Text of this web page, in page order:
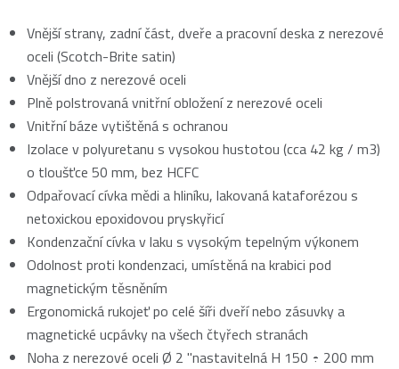
Vnější strany, zadní část, dveře a pracovní deska z nerezové
oceli (Scotch-Brite satin)
Vnější dno z nerezové oceli
Plně polstrovaná vnitřní obložení z nerezové oceli
Vnitřní báze vytištěná s ochranou
Izolace v polyuretanu s vysokou hustotou (cca 42 kg / m3)
o tloušťce 50 mm, bez HCFC
Odpařovací cívka mědi a hliníku, lakovaná kataforézou s
netoxickou epoxidovou pryskyřicí
Kondenzační cívka v laku s vysokým tepelným výkonem
Odolnost proti kondenzaci, umístěná na krabici pod
magnetickým těsněním
Ergonomická rukojeť po celé šíři dveří nebo zásuvky a
magnetické ucpávky na všech čtyřech stranách
Noha z nerezové oceli Ø 2 "nastavitelná H 150 ÷ ​​200 mm